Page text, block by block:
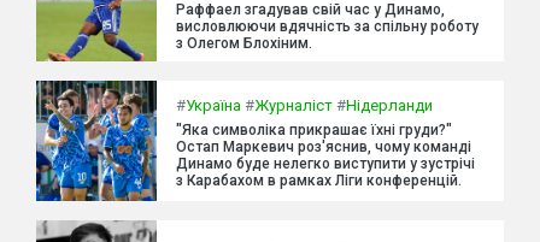
Раффаел згадував свій час у Динамо,
висловлюючи вдячність за спільну роботу
з Олегом Блохіним.
#Україна #Журналіст #Нідерланди
"Яка символіка прикрашає їхні груди?"
Остап Маркевич роз'яснив, чому команді
Динамо буде нелегко виступити у зустрічі
з Карабахом в рамках Ліги конференцій.